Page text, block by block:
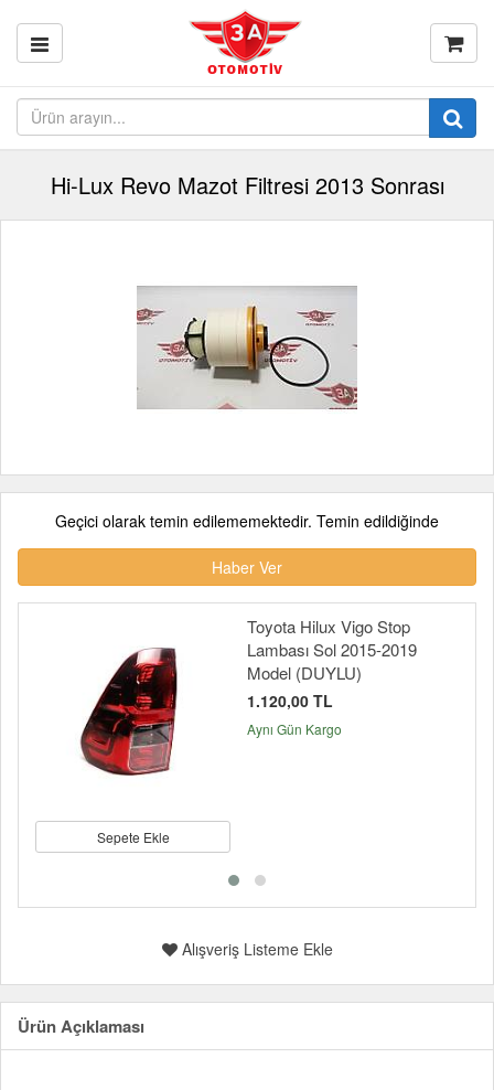
Hi-Lux Revo Mazot Filtresi 2013 Sonrası
Geçici olarak temin edilememektedir. Temin edildiğinde
Haber Ver
Sepete Ekle
Toyota Hilux Vigo Stop
Lambası Sol 2015-2019
Model (DUYLU)
1.120,00 TL
Aynı Gün Kargo
Alışveriş Listeme Ekle
Ürün Açıklaması